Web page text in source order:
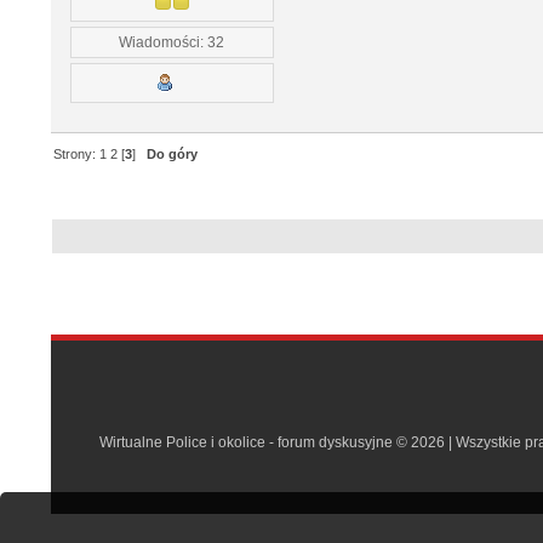
Wiadomości: 32
Strony: 1 2 [3]Do góry
Wirtualne Police i okolice - forum dyskusyjne © 2026 | Wszystkie